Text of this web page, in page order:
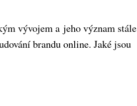
vývojem a jeho význam stále
brandu online. Jaké jsou